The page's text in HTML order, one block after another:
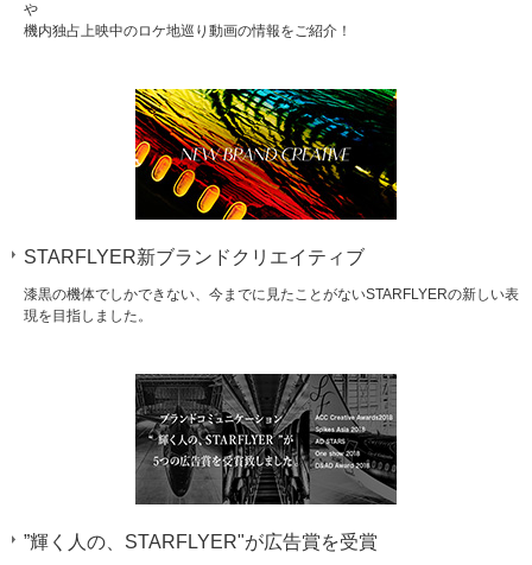
や
機内独占上映中のロケ地巡り動画の情報をご紹介！
STARFLYER新ブランドクリエイティブ
漆黒の機体でしかできない、今までに見たことがないSTARFLYERの新しい表
現を目指しました。
”輝く人の、STARFLYER"が広告賞を受賞